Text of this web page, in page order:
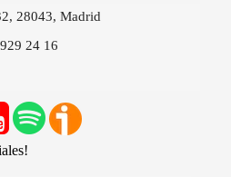
28043, Madrid
24 16